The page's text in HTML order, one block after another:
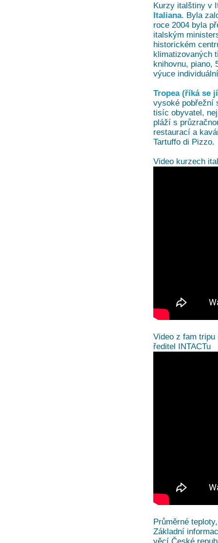
Kurzy italštiny v
Italiana. Byla
roce 2004 byla
italským
historickém
klimatizovaných
knihovnu, piano,
výuce
Tropea (říká se
vysoké pobřežní
tisíc obyvatel,
pláží s
restaurací a
Tartuffo di Pizzo.
Video kurzech
Video z fam
ředitel INTACTu
Průměrné
Základní
věcí České